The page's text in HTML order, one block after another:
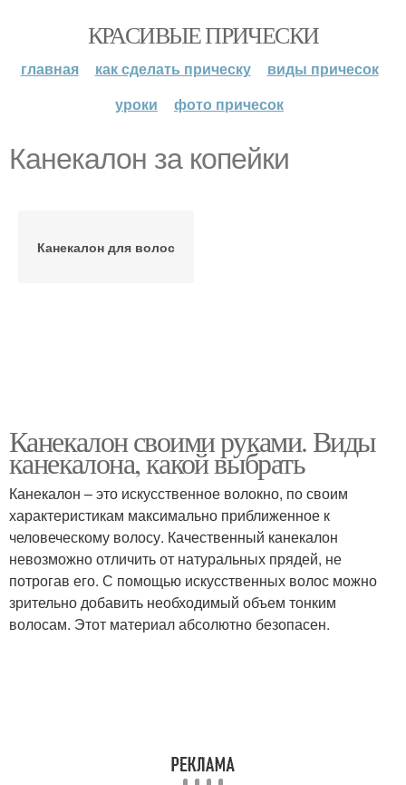
КРАСИВЫЕ ПРИЧЕСКИ
главная как сделать прическу
виды причесок
уроки
фото причесок
Канекалон за копейки
Канекалон для волос
Канекалон своими руками. Виды
канекалона, какой выбрать
Канекалон – это искусственное волокно, по своим
характеристикам максимально приближенное к
человеческому волосу. Качественный канекалон
невозможно отличить от натуральных прядей, не
потрогав его. С помощью искусственных волос можно
зрительно добавить необходимый объем тонким
волосам. Этот материал абсолютно безопасен.